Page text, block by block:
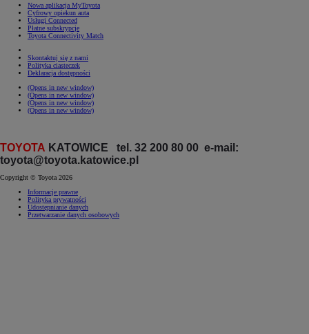
Nowa aplikacja MyToyota
Cyfrowy opiekun auta
Usługi Connected
Płatne subskrypcje
Toyota Connectivity Match
Skontaktuj się z nami
Polityka ciasteczek
Deklaracja dostępności
(Opens in new window)
(Opens in new window)
(Opens in new window)
(Opens in new window)
TOYOTA KATOWICE tel. 32 200 80 00 e-mail:
toyota@toyota.katowice.pl
Copyright © Toyota 2026
Informacje prawne
Polityka prywatności
Udostępnianie danych
Przetwarzanie danych osobowych